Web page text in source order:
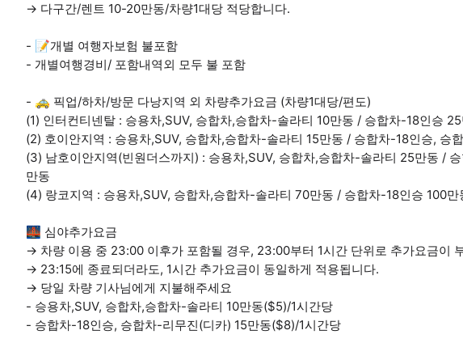
→ 다구간/렌트 10-20만동/차량1대당 적당합니다.
- 📝개별 여행자보험 불포함
- 개별여행경비/ 포함내역외 모두 불 포함
- 🚕 픽업/하차/방문 다낭지역 외 차량추가요금 (차량1대당/편도)
(1) 인터컨티넨탈 : 승용차,SUV, 승합차,승합차-솔라티 10만동 / 승합차-18인승
(2) 호이안지역 : 승용차,SUV, 승합차,승합차-솔라티 15만동 / 승합차-18인승, 승
(3) 남호이안지역(빈원더스까지) : 승용차,SUV, 승합차,승합차-솔라티 25만동 /
만동
(4) 랑코지역 : 승용차,SUV, 승합차,승합차-솔라티 70만동 / 승합차-18인승 100
🌉 심야추가요금
→ 차량 이용 중 23:00 이후가 포함될 경우, 23:00부터 1시간 단위로 추가요금이
→ 23:15에 종료되더라도, 1시간 추가요금이 동일하게 적용됩니다.
→ 당일 차량 기사님에게 지불해주세요
- 승용차,SUV, 승합차,승합차-솔라티 10만동($5)/1시간당
- 승합차-18인승, 승합차-리무진(디카) 15만동($8)/1시간당